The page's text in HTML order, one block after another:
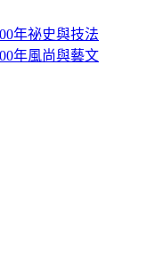
年祕史與技法
年風尚與藝文